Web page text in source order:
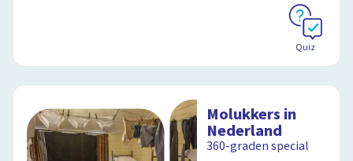
Quiz
Molukkers in
Nederland
360-graden special